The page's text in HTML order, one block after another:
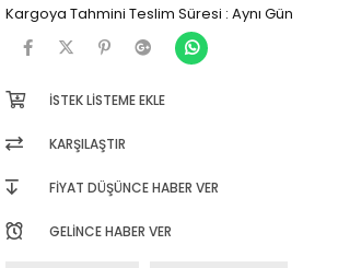
Kargoya Tahmini Teslim Süresi : Aynı Gün
İSTEK LISTEME EKLE
KARŞILAŞTIR
FIYAT DÜŞÜNCE HABER VER
GELINCE HABER VER